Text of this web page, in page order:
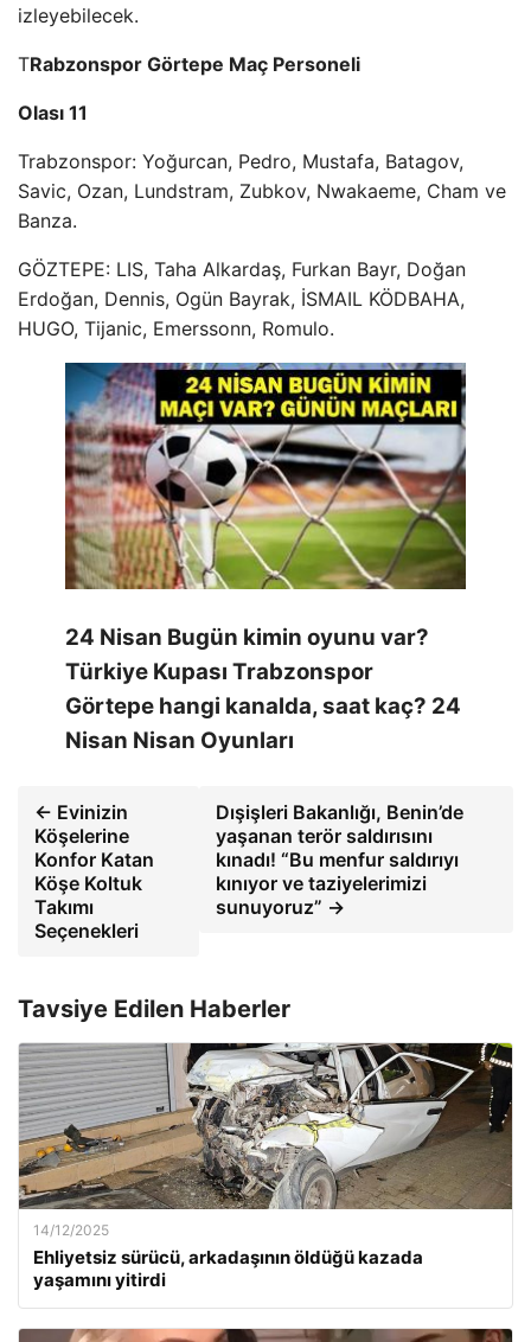
izleyebilecek.
TRabzonspor Görtepe Maç Personeli
Olası 11
Trabzonspor: Yoğurcan, Pedro, Mustafa, Batagov,
Savic, Ozan, Lundstram, Zubkov, Nwakaeme, Cham ve
Banza.
GÖZTEPE: LIS, Taha Alkardaş, Furkan Bayr, Doğan
Erdoğan, Dennis, Ogün Bayrak, İSMAIL KÖDBAHA,
HUGO, Tijanic, Emerssonn, Romulo.
24 Nisan Bugün kimin oyunu var?
Türkiye Kupası Trabzonspor
Görtepe hangi kanalda, saat kaç? 24
Nisan Nisan Oyunları
← Evinizin
Köşelerine
Konfor Katan
Köşe Koltuk
Takımı
Seçenekleri
Dışişleri Bakanlığı, Benin’de
yaşanan terör saldırısını
kınadı! “Bu menfur saldırıyı
kınıyor ve taziyelerimizi
sunuyoruz” →
Tavsiye Edilen Haberler
14/12/2025
Ehliyetsiz sürücü, arkadaşının öldüğü kazada
yaşamını yitirdi